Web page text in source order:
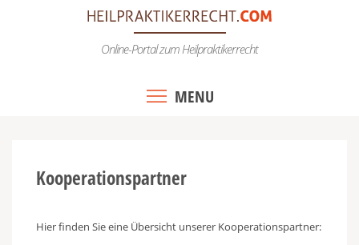
Online-Portal zum Heilpraktikerrecht
MENU
Kooperationspartner
Hier finden Sie eine Übersicht unserer Kooperationspartner: